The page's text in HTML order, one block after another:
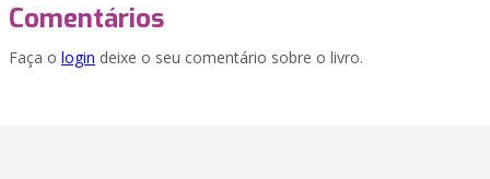
Comentários
Faça o login deixe o seu comentário sobre o livro.